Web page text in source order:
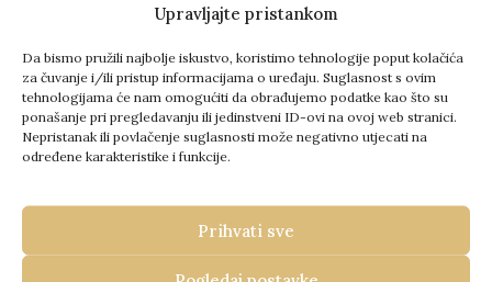
Upravljajte pristankom
Da bismo pružili najbolje iskustvo, koristimo tehnologije poput kolačića
za čuvanje i/ili pristup informacijama o uređaju. Suglasnost s ovim
tehnologijama će nam omogućiti da obrađujemo podatke kao što su
ponašanje pri pregledavanju ili jedinstveni ID-ovi na ovoj web stranici.
Nepristanak ili povlačenje suglasnosti može negativno utjecati na
određene karakteristike i funkcije.
Prihvati sve
53 Slika
- 100 € popusta